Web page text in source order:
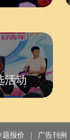
活动
题报价 广告刊例